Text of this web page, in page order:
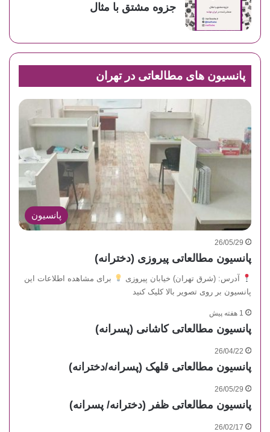
جزوه مشتق با مثال
پانسیون های مطالعاتی در تهران
پانسیون
26/05/29
پانسیون مطالعاتی پیروزی (دخترانه)
آدرس: (شرق تهران) خیابان پیروزی
برای مشاهده اطلاعات این
پانسیون بر روی تصویر بالا کلیک کنید
1 هفته پیش
پانسیون مطالعاتی کاشانی (پسرانه)
26/04/22
پانسیون مطالعاتی قلهک (پسرانه/دخترانه)
26/05/29
پانسیون مطالعاتی ظفر (دخترانه/ پسرانه)
26/02/17